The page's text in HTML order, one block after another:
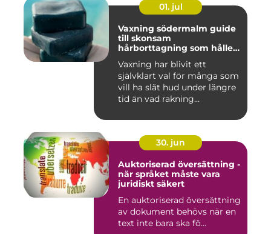
01. jul
Vaxning södermalm guide
till skonsam
hårborttagning som håller
Vaxning har blivit ett
självklart val för många som
vill ha slät hud under längre
tid än vad rakning...
30. jun
Auktoriserad översättning -
när språket måste vara
juridiskt säkert
En auktoriserad översättning
av dokument behövs när en
text inte bara ska fö...